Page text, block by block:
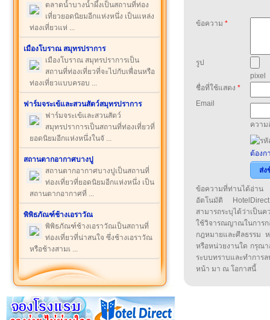
ตลาดน้ำบางน้ำผึ้งเป็นสถานที่ท่อง
เที่ยวยอดนิยมอีกแห่งหนึ่ง เป็นแหล่ง
ท่องเที่ยวแห่ ...
เมืองโบราณ สมุทรปราการ
เมืองโบราณ สมุทรปราการเป็น
สถานที่ท่องเที่ยวที่จะไปกับเพื่อนหรือ
ท่องเที่ยวแบบครอบ ...
ฟาร์มจระเข้และสวนสัตว์สมุทรปราการ
ฟาร์มจระเข้และสวนสัตว์
สมุทรปราการเป็นสถานที่ท่องเที่ยวที่
ยอดนิยมอีกแห่งหนึ่งในจั ...
สถานตากอากาศบางปู
สถานตากอากาศบางปูเป็นสถานที่
ท่องเที่ยวที่ยอดนิยมอีกแห่งหนึ่ง เป็น
สถานตากอากาศที่ ...
พิพิธภัณฑ์ช้างเอราวัณ
พิพิธภัณฑ์ช้างเอราวัณเป็นสถานที่
ท่องเที่ยวที่น่าสนใจ ซึ่งช้างเอราวัณ
หรือช้างสามเ ...
ข้อความ *
รูป
pixel
ชื่อที่ใช้แสดง *
Email
ความ
ต้องก
ส่ง
ข้อความที่ท่านได้อ่าน
อัตโนมัติ
สามารถระบุได้ว่าเป็น
ใช้วิจารณญาณในกา
กฎหมายและศีลธรรม
หรือหน่วยงานใด กรุณา
ระบบทราบและทำกา
หน้า มา ณ โอกาสนี้